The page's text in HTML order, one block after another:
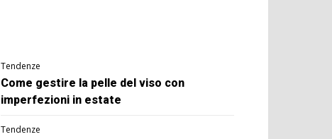
Tendenze
Come gestire la pelle del viso con
imperfezioni in estate
Tendenze